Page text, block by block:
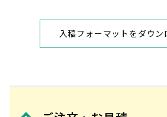
入稿フォーマットをダウン